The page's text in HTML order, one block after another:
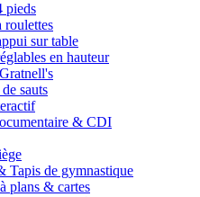
pieds
roulettes
sur table
en hauteur
sauts
& CDI
Tapis de gymnastique
plans & cartes